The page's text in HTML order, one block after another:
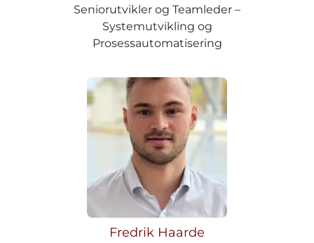
Seniorutvikler og Teamleder –
Systemutvikling og
Prosessautomatisering
Fredrik Haarde